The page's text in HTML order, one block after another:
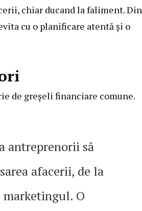
chiar ducand la faliment. Din
cu o planificare atentă și o
de greșeli financiare comune.
antreprenorii să
afacerii, de la
O